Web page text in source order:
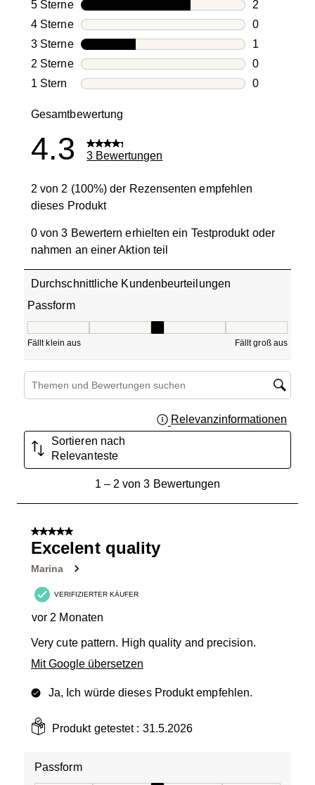
5 SterneSterne
2
2
4 SterneSterne
0
0
3 SterneSterne
1
1
2 SterneSterne
0
0
1 Stern Sterne
0
Gesamtbewertung
4.3 3 Bewertungen
2 von 2 (100%) der Rezensenten empfehlen
dieses Produkt
0 von 3 Bewertern erhielten ein Testprodukt oder
nahmen an einer Aktion teil
Durchschnittliche Kundenbeurteilungen
Passform
Fällt klein aus Fällt groß aus
Suchthemen und Bewertungen Suchregion
Relevanzinformationen
Sortieren nach
Relevanteste
von
Bewertungen.
1– 2 von 3 Bewertungen
5 von 5 Sternen.
Excelent quality
Marina
VERIFIZIERTER KÄUFER
vor 2 Monaten
Very cute pattern. High quality and precision.
Mit Google übersetzen
Ja, Ich würde dieses Produkt empfehlen.
Produkt getestet : 31.5.2026
Passform